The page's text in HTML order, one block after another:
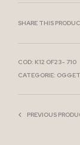
SHARE THIS
COD: K12 OF23- 710
CATEGORIE:
PREVIOUS